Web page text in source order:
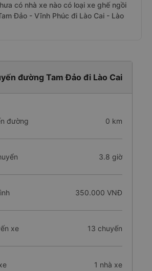
có nhà xe nào có loại xe ghế ngồi
Đảo - Vĩnh Phúc đi Lào Cai - Lào
đường Tam Đảo đi Lào Cai
đường 0 km
3.8 giờ
350.000 VNĐ
xe 13 chuyến
1 nhà xe